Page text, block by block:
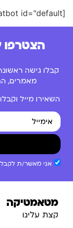
[mwai_chatbot id="default"]
קבלו גישה
מאמרים,
השאירו מייל
אני מאשר/ת לקבל
מטאמטיקה
קצת עלינו